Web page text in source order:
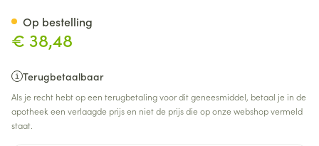
€ 38,48
Terugbetaalbaar
Als je recht hebt op een terugbetaling voor dit geneesmiddel, betaal je in de
apotheek een verlaagde prijs en niet de prijs die op onze webshop vermeld
staat.
Op bestelling